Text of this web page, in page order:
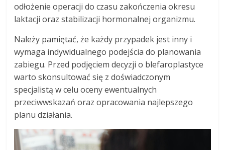
odłożenie operacji do czasu zakończenia okresu
laktacji oraz stabilizacji hormonalnej organizmu.
Należy pamiętać, że każdy przypadek jest inny i
wymaga indywidualnego podejścia do planowania
zabiegu. Przed podjęciem decyzji o blefaroplastyce
warto skonsultować się z doświadczonym
specjalistą w celu oceny ewentualnych
przeciwwskazań oraz opracowania najlepszego
planu działania.